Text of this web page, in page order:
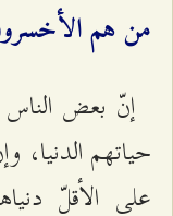
من هم
إنّ بعض الناس
حياتهم
على الأقلّ